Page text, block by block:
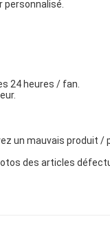
24 heures / fan.
un mauvais produit
des articles